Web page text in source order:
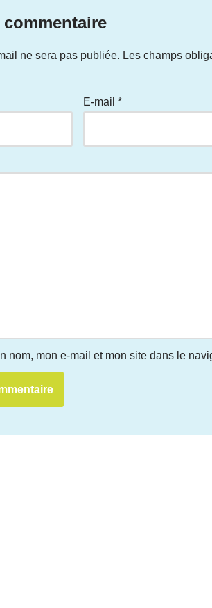
ne sera pas publiée. Les champs
E-mail*
nom, mon e-mail et mon site dans le